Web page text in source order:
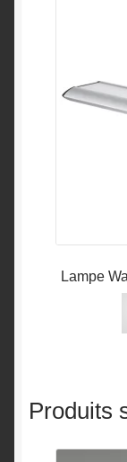
Lampe
Produits